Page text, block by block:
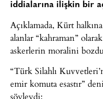
iddialarına ilişkin bir
Açıklamada, Kürt
alanlar “kahraman”
askerlerin moralini
“Türk Silahlı
emir komuta esastır”
şöyleydi: